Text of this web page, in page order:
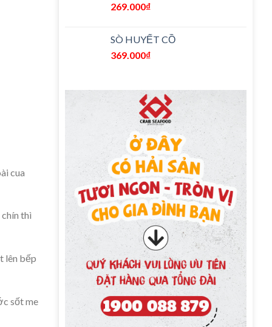
cua
chín thì
lên bếp
sốt me
269.000₫
SÒ HUYẾT CỒ
369.000₫